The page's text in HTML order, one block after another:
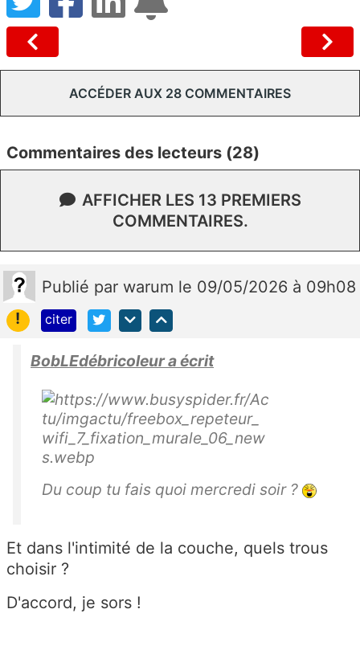
ACCÉDER AUX 28 COMMENTAIRES
Commentaires des lecteurs (28)
AFFICHER LES 13 PREMIERS
COMMENTAIRES.
Publié par warum le 09/05/2026 à 09h08
!
citer
BobLEdébricoleur a écrit
Du coup tu fais quoi mercredi soir ?
Et dans l'intimité de la couche, quels trous
choisir ?
D'accord, je sors !